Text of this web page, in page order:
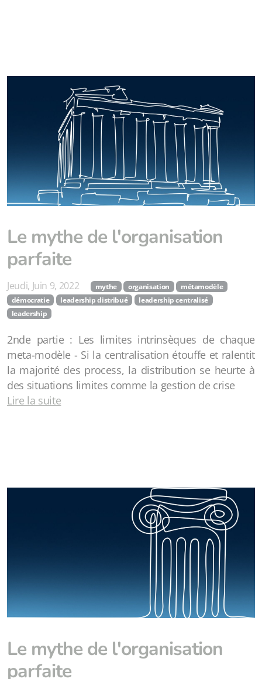
Le mythe de l'organisation
parfaite
Jeudi, Juin 9, 2022 mythe organisation
métamodèle
démocratie
leadership distribué
leadership centralisé
leadership
2nde partie : Les limites intrinsèques de chaque
meta-modèle - Si la centralisation étouffe et ralentit
la majorité des process, la distribution se heurte à
des situations limites comme la gestion de crise
Lire la suite
Le mythe de l'organisation
parfaite